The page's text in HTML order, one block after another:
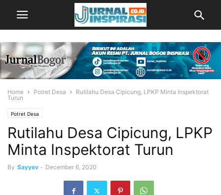
Home Potret Desa
Rutilahu Desa Cipicung, LPKP Minta Inspektorat
Turun
Potret Desa
Rutilahu Desa Cipicung, LPKP
Minta Inspektorat Turun
By Sayyev - December 6, 2020